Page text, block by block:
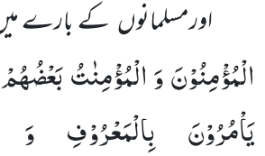
اورمسلمانوں کے بارے
الْمُؤْمِنُوْنَ وَ الْمُؤْمِنٰتُ
یَاْمُرُوْنَ بِالْمَعْرُوْفِ